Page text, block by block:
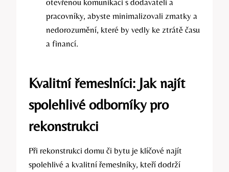
pracovníky, abyste minimalizovali zmatky a
nedorozumění, které by vedly ke ztrátě času
a financí.
Kvalitní řemeslníci: Jak najít
spolehlivé odborníky pro
rekonstrukci
Při rekonstrukci domu či bytu je klíčové najít
spolehlivé a kvalitní řemeslníky, kteří dodrží